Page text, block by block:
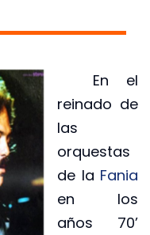
En el
reinado de
las
orquestas
de la Fania
en los
años 70’